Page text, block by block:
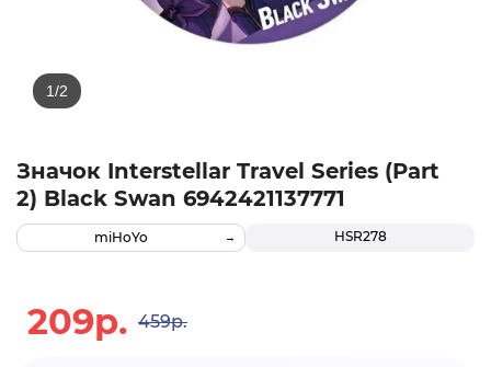
Значок Interstellar Travel Series (Part
2) Black Swan 6942421137771
HSR278
miHoYo
209р. 459р.